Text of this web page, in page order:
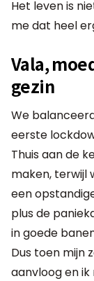
Het leven is
me dat heel
Vala,
gezin
We
eerste
Thuis aan de
maken, terwijl
een
plus de
in goede
Dus toen mijn
aanvloog en